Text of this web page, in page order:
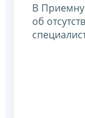
В
об